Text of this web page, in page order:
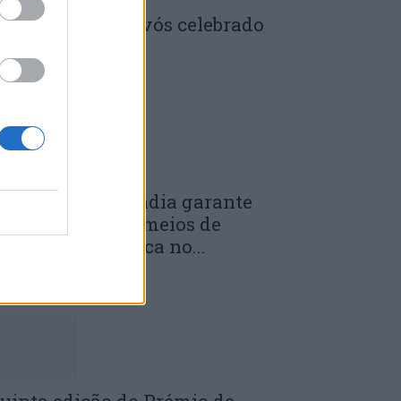
Penela: Dia dos Avós celebrado
DE JULHO, 2026
Município de Anadia garante
manutenção dos meios de
emergência médica no...